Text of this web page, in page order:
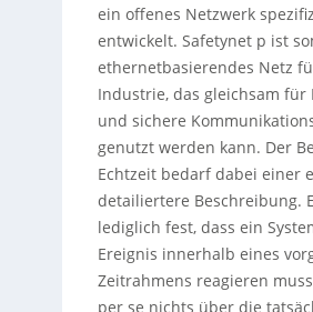
ein offenes Netzwerk
entwickelt. Safetynet p ist
ethernetbasierendes Netz
Industrie, das gleichsam für
und sichere
genutzt werden kann. Der
Echtzeit bedarf dabei einer
detailiertere Beschreibung.
lediglich fest, dass ein
Ereignis innerhalb eines
Zeitrahmens reagieren
per se nichts über die